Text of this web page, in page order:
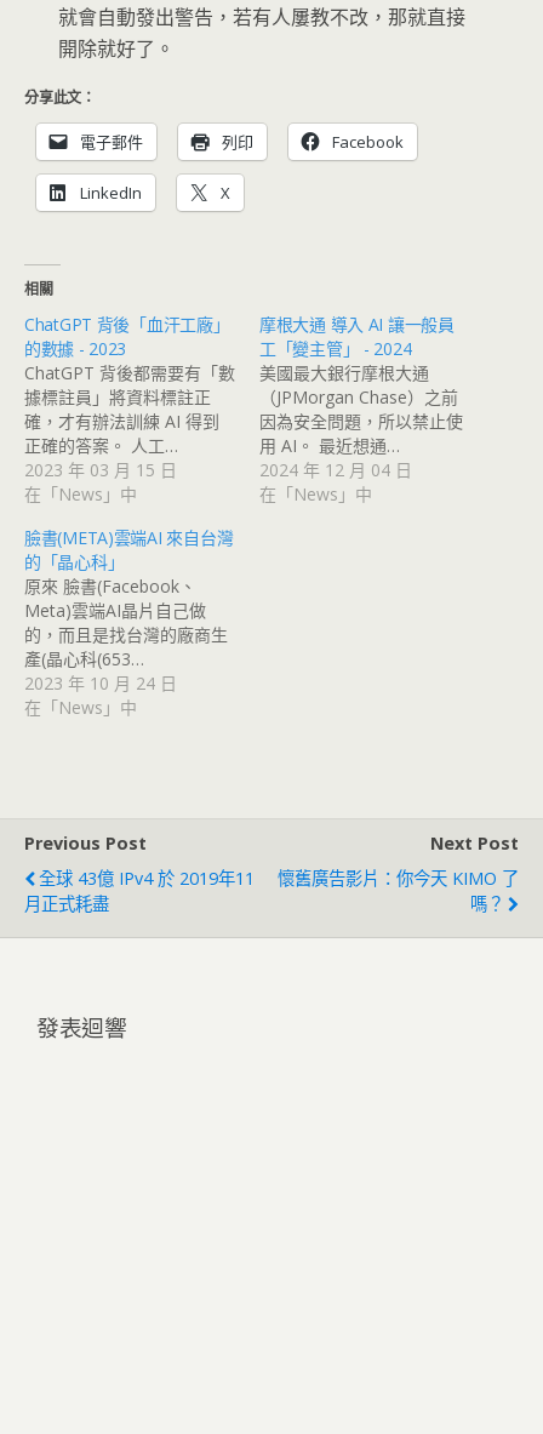
就會自動發出警告，若有人屢教不改，那就直接
開除就好了。
分享此文：
電子郵件 列印 Facebook
LinkedIn X
相關
ChatGPT 背後「血汗工廠」
的數據 - 2023
ChatGPT 背後都需要有「數
據標註員」將資料標註正
確，才有辦法訓練 AI 得到
正確的答案。 人工…
2023 年 03 月 15 日
在「News」中
摩根大通 導入 AI 讓一般員
工「變主管」 - 2024
美國最大銀行摩根大通
（JPMorgan Chase）之前
因為安全問題，所以禁止使
用 AI。 最近想通…
2024 年 12 月 04 日
在「News」中
臉書(META)雲端AI 來自台灣
的「晶心科」
原來 臉書(Facebook、
Meta)雲端AI晶片自己做
的，而且是找台灣的廠商生
產(晶心科(653…
2023 年 10 月 24 日
在「News」中
Previous Post
全球 43億 IPv4 於 2019年11
月正式耗盡
Next Post
懷舊廣告影片：你今天 KIMO 了
嗎？
發表迴響